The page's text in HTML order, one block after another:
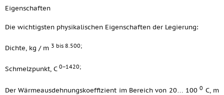
Eigenschaften
Die wichtigsten physikalischen Eigenschaften der Legierung:
Dichte, kg / m 3 bis 8.500;
Schmelzpunkt, C 0−1420;
Der Wärmeausdehnungskoeffizient im Bereich von 20… 1000 C, m